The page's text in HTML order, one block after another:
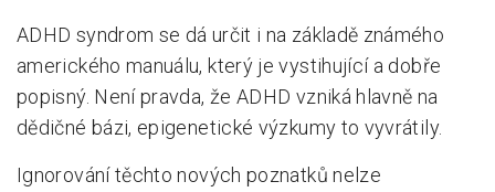
ADHD syndrom se dá určit i na základě známého
amerického manuálu, který je vystihující a dobře
popisný. Není pravda, že ADHD vzniká hlavně na
dědičné bázi, epigenetické výzkumy to vyvrátily.
Ignorování těchto nových poznatků nelze